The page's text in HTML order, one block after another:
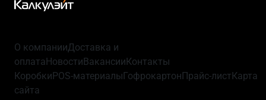
О компанииДоставка и
оплатаНовостиВакансииКонтакты
КоробкиPOS-материалыГофрокартонПрайс-листКарта
сайта